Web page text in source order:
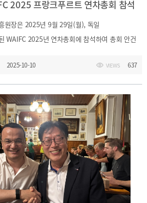
사이트맵Family
2025 프랑크푸르트 연차총회 참석
원장은 2025년 9월 29일(월), 독일
WAIFC 2025년 연차총회에 참석하여 총회 안건
2025-10-10 VIEWS 637